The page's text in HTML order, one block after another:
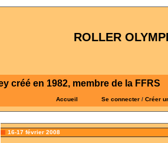
ROLLER
créé en 1982, membre de la FFRS
Accueil Se connecter / Créer
16-17 février 2008